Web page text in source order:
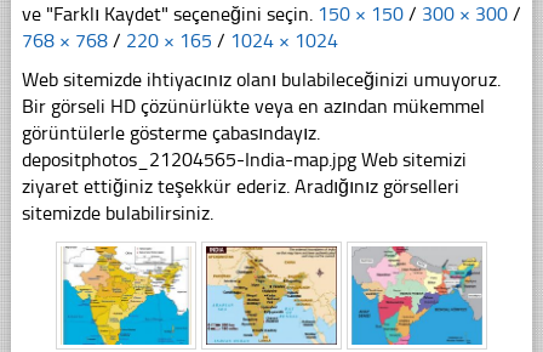
ve "Farklı Kaydet" seçeneğini seçin. 150 × 150 / 300 × 300 /
768 × 768 / 220 × 165 / 1024 × 1024
Web sitemizde ihtiyacınız olanı bulabileceğinizi umuyoruz.
Bir görseli HD çözünürlükte veya en azından mükemmel
görüntülerle gösterme çabasındayız.
depositphotos_21204565-India-map.jpg Web sitemizi
ziyaret ettiğiniz teşekkür ederiz. Aradığınız görselleri
sitemizde bulabilirsiniz.